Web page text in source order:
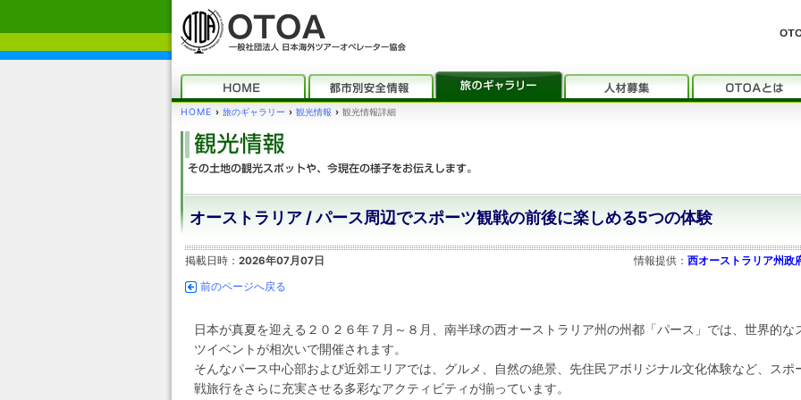
HOME › 旅のギャラリー › 観光情報 › 観光情報詳細
オーストラリア / パース周辺でスポーツ観戦の前後に楽しめる5つの体験
掲載日時： 2026年07月07日 情報提供： 西オーストラリア州政
前のページへ戻る
日本が真夏を迎える２０２６年７月～８月、南半球の西オーストラリア州の州都「パース」では、世界的な
ツイベントが相次いで開催されます。
そんなパース中心部および近郊エリアでは、グルメ、自然の絶景、先住民アボリジナル文化体験など、スポ
戦旅行をさらに充実させる多彩なアクティビティが揃っています。